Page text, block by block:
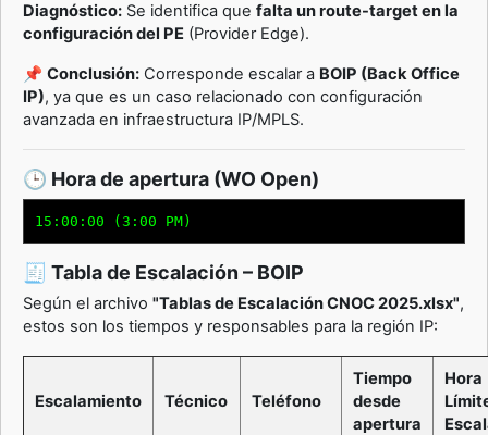
Diagnóstico: Se identifica que falta un route-target en la
configuración del PE (Provider Edge).
📌 Conclusión: Corresponde escalar a BOIP (Back Office
IP), ya que es un caso relacionado con configuración
avanzada en infraestructura IP/MPLS.
🕒 Hora de apertura (WO Open)
15:00:00 (3:00 PM)
🧾 Tabla de Escalación – BOIP
Según el archivo "Tablas de Escalación CNOC 2025.xlsx",
estos son los tiempos y responsables para la región IP:
Escalamiento Técnico Teléfono
Tiempo
desde
apertura
Hora